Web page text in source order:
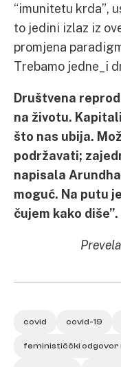
“imunitetu krda”,
to jedini izlaz iz
promjena
Trebamo jedne_i
Društvena
na životu.
što nas ubija.
podržavati;
napisala
moguć. Na putu
čujem kako diše”.
covid covid-19
feminističčki odgovor